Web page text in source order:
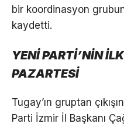
bir koordinasyon
kaydetti.
YENİ PARTİ’NİN
PAZARTESİ
Tugay’ın gruptan
Parti İzmir İl Başkanı